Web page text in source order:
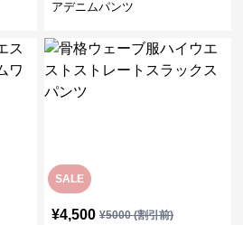
アデニムパンツ
SALE
¥4,500 ¥5000(割引前)